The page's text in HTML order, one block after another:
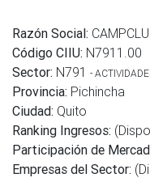
Razón Social:
Código CIIU: N7911.00
Sector: N791 -
Provincia: Pichincha
Ciudad: Quito
Ranking Ingresos:
Participación de
Empresas del Sector: